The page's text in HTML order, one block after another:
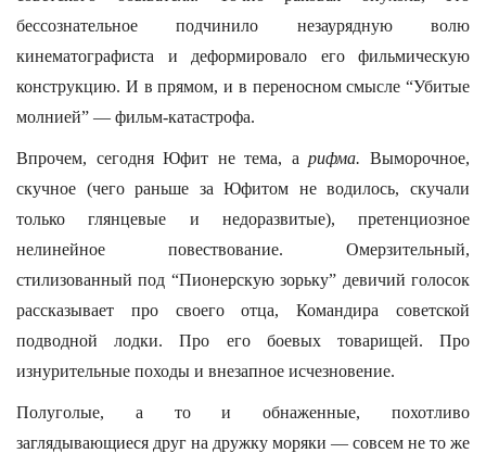
бессознательное подчинило незаурядную волю
кинематографиста и деформировало его фильмическую
конструкцию. И в прямом, и в переносном смысле “Убитые
молнией” — фильм-катастрофа.
Впрочем, сегодня Юфит не тема, а рифма. Выморочное,
скучное (чего раньше за Юфитом не водилось, скучали
только глянцевые и недоразвитые), претенциозное
нелинейное повествование. Омерзительный,
стилизованный под “Пионерскую зорьку” девичий голосок
рассказывает про своего отца, Командира советской
подводной лодки. Про его боевых товарищей. Про
изнурительные походы и внезапное исчезновение.
Полуголые, а то и обнаженные, похотливо
заглядывающиеся друг на дружку моряки — совсем не то же